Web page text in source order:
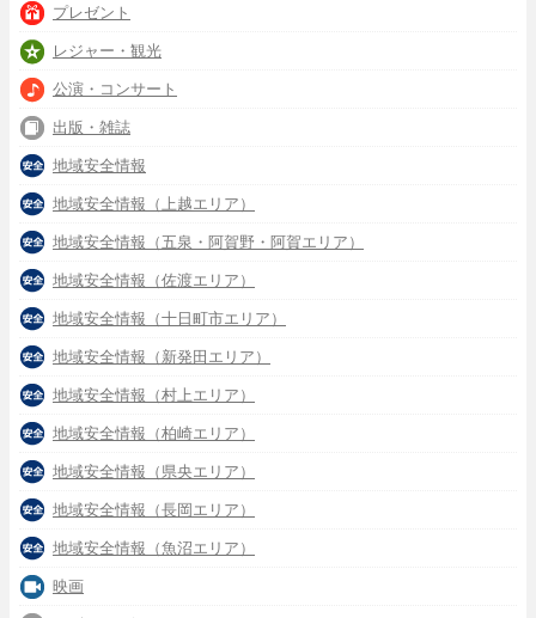
プレゼント
レジャー・観光
公演・コンサート
出版・雑誌
地域安全情報
地域安全情報（上越エリア）
地域安全情報（五泉・阿賀野・阿賀エリア）
地域安全情報（佐渡エリア）
地域安全情報（十日町市エリア）
地域安全情報（新発田エリア）
地域安全情報（村上エリア）
地域安全情報（柏崎エリア）
地域安全情報（県央エリア）
地域安全情報（長岡エリア）
地域安全情報（魚沼エリア）
映画